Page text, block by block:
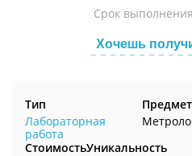
Срок выполнения
Хочешь
Тип
Лабораторная
работа
Предмет
СтоимостьУникальность